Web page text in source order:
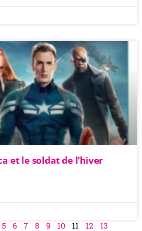
et le soldat de l’hiver
5 6 7 8 9 10 11 12 13